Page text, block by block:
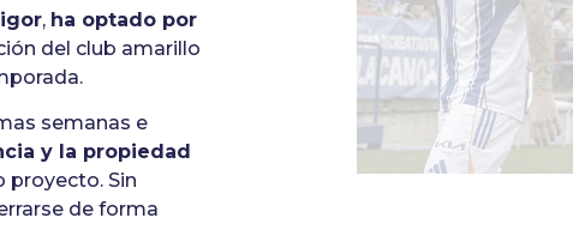
, ha optado por
del club amarillo
semanas e
y la propiedad
proyecto. Sin
de forma